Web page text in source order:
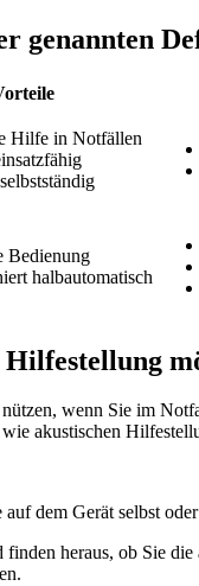
genannten
Hilfe in Notfällen
Bedienung
halbautomatisch
Hilfestellung
wenn Sie im
akustischen
dem Gerät selbst
finden heraus, ob Sie die